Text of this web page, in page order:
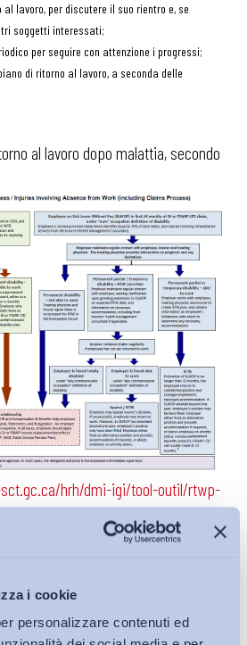
i cookie
personalizzare contenuti ed
lavoro, per discutere il suo rientro e, se
soggetti interessati;
per seguire con attenzione i progressi;
di ritorno al lavoro, a seconda delle
al lavoro dopo malattia, secondo
hrh/dmi-igi/tool-outil/rtwp-
in Italia.
adeguati a fronteggiare questo